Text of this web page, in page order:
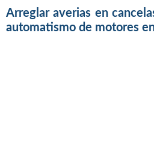
Arreglar averias en
automatismo de motores